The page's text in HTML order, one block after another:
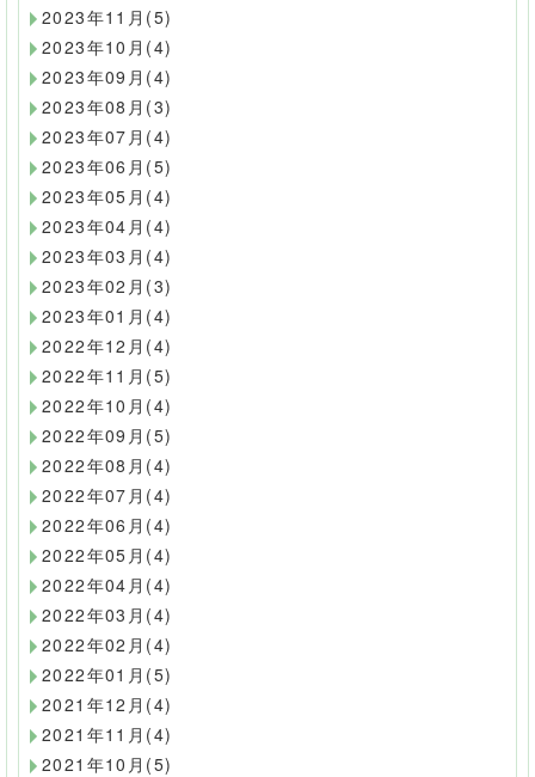
2023年11月(5)
2023年10月(4)
2023年09月(4)
2023年08月(3)
2023年07月(4)
2023年06月(5)
2023年05月(4)
2023年04月(4)
2023年03月(4)
2023年02月(3)
2023年01月(4)
2022年12月(4)
2022年11月(5)
2022年10月(4)
2022年09月(5)
2022年08月(4)
2022年07月(4)
2022年06月(4)
2022年05月(4)
2022年04月(4)
2022年03月(4)
2022年02月(4)
2022年01月(5)
2021年12月(4)
2021年11月(4)
2021年10月(5)